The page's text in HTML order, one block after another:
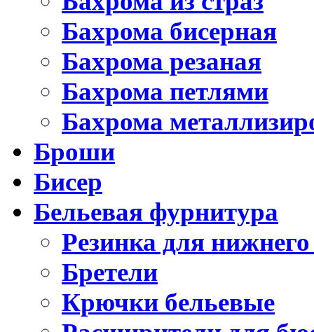
Бахрома бисерная
Бахрома резаная
Бахрома петлями
Бахрома
Броши
Бисер
Бельевая фурнитура
Резинка для
Бретели
Крючки бельевые